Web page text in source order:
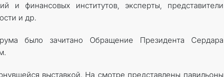
и финансовых институтов, эксперты, представители
и др.
было зачитано Обращение Президента Сердара
выставкой. На смотре представлены павильоны